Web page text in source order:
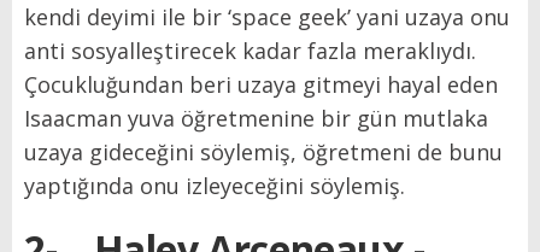
kendi deyimi ile bir ‘space geek’ yani uzaya onu
anti sosyalleştirecek kadar fazla meraklıydı.
Çocukluğundan beri uzaya gitmeyi hayal eden
Isaacman yuva öğretmenine bir gün mutlaka
uzaya gideceğini söylemiş, öğretmeni de bunu
yaptığında onu izleyeceğini söylemiş.